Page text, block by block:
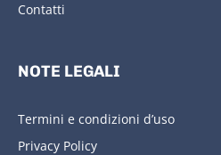
Contatti
NOTE LEGALI
Termini e condizioni d’uso
Privacy Policy